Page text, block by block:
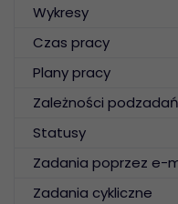
Wykresy
Czas pracy
Plany pracy
Zależności podzadań
Statusy
Zadania poprzez e-
Zadania cykliczne